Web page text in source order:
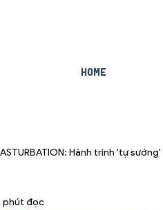
Home
Hành trình 'tự sướng'
phút đọc